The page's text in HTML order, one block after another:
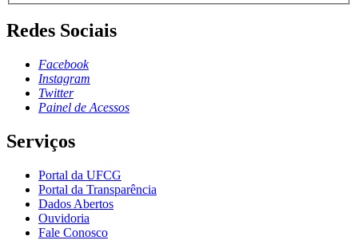
Redes Sociais
Facebook
Instagram
Twitter
Painel de Acessos
Serviços
Portal da UFCG
Portal da Transparência
Dados Abertos
Ouvidoria
Fale Conosco